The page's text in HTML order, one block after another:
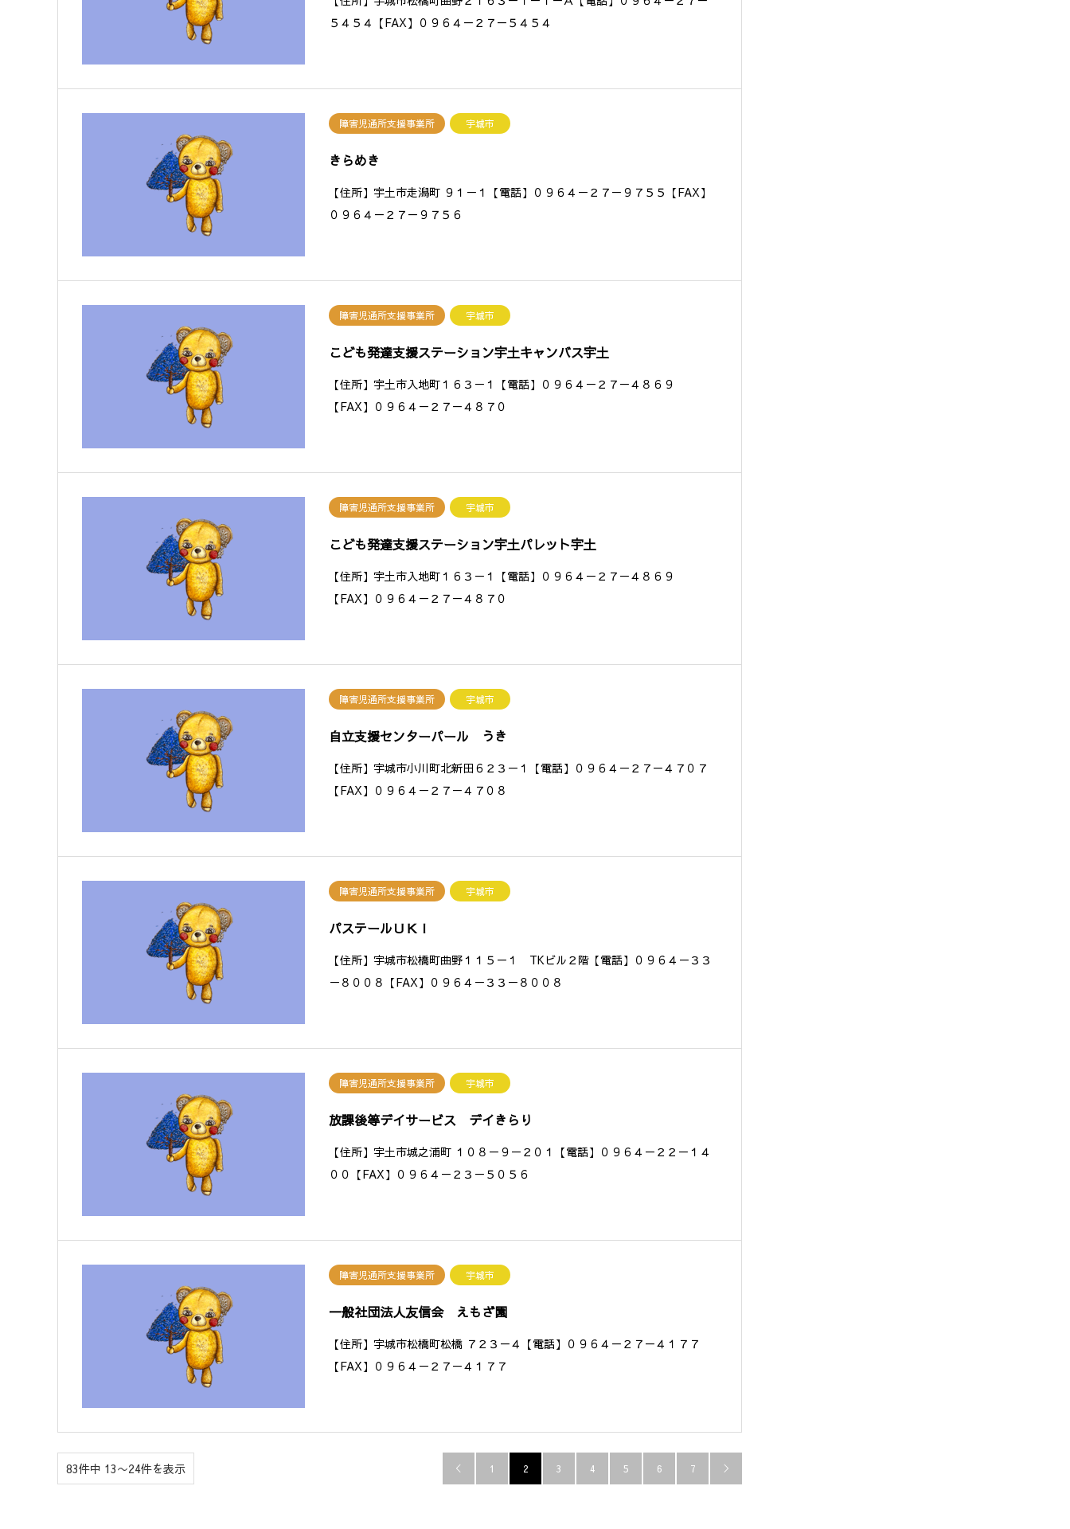
５４５４【FAX】０９６４－２７－５４５４
障害児通所支援事業所 宇城市
きらめき
【住所】宇土市走潟町 ９１－１【電話】０９６４－２７－９７５５【FAX】
０９６４－２７－９７５６
障害児通所支援事業所 宇城市
こども発達支援ステーション宇土キャンバス宇土
【住所】宇土市入地町１６３－１【電話】０９６４－２７－４８６９
【FAX】０９６４－２７－４８７０
障害児通所支援事業所 宇城市
こども発達支援ステーション宇土パレット宇土
【住所】宇土市入地町１６３－１【電話】０９６４－２７－４８６９
【FAX】０９６４－２７－４８７０
障害児通所支援事業所 宇城市
自立支援センターパール うき
【住所】宇城市小川町北新田６２３－１【電話】０９６４－２７－４７０７
【FAX】０９６４－２７－４７０８
障害児通所支援事業所 宇城市
パステールＵＫＩ
【住所】宇城市松橋町曲野１１５－１ TKビル２階【電話】０９６４－３３
－８００８【FAX】０９６４－３３－８００８
障害児通所支援事業所 宇城市
放課後等デイサービス デイきらり
【住所】宇土市城之浦町 １０８－９－２０１【電話】０９６４－２２－１４
００【FAX】０９６４－２３－５０５６
障害児通所支援事業所 宇城市
一般社団法人友信会 えもざ園
【住所】宇城市松橋町松橋 ７２３－４【電話】０９６４－２７－４１７７
【FAX】０９６４－２７－４１７７
83件中 13〜24件を表示  1 2 3 4 5 6 7 